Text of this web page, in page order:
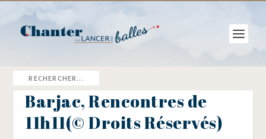
Barjac, Rencontres de
11h11(© Droits Réservés)